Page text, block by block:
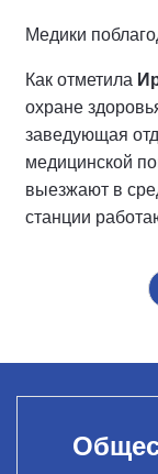
Медики
Как отметила
охране
заведующая
медицинской
выезжают в
станции